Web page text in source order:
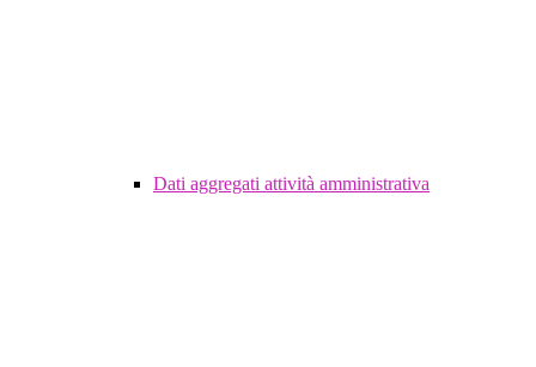
Dati aggregati attività amministrativa